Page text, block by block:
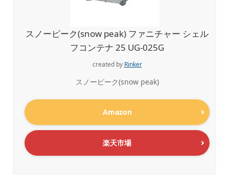
スノーピーク(snow peak) ファニチャー シェル
フコンテナ 25 UG-025G
created by Rinker
スノーピーク(snow peak)
Amazon
楽天市場